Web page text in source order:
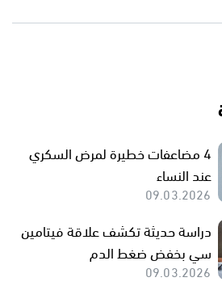
4 مضاعفات خطيرة لمرض السكري
عند النساء
09.03.2026
دراسة حديثة تكشف علاقة فيتامين
سي بخفض ضغط الدم
09.03.2026